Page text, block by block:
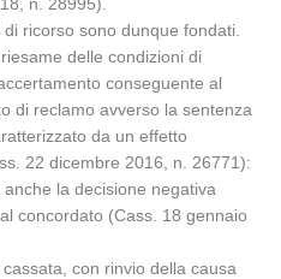
ricorso sono dunque fondati.
delle condizioni di
conseguente al
di reclamo avverso la sentenza
da un effetto
22 dicembre 2016, n. 26771):
la decisione negativa
concordato (Cass. 18 gennaio
con rinvio della causa